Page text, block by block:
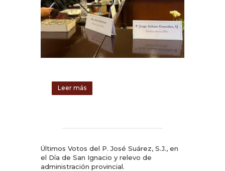
Leer más
Últimos Votos del P. José Suárez, S.J., en
el Día de San Ignacio y relevo de
administración provincial.